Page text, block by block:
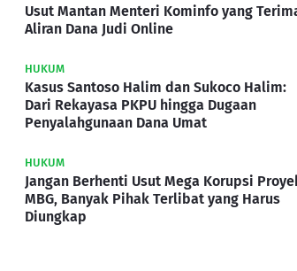
Usut Mantan Menteri Kominfo yang
Aliran Dana Judi Online
HUKUM
Kasus Santoso Halim dan Sukoco Halim:
Dari Rekayasa PKPU hingga Dugaan
Penyalahgunaan Dana Umat
HUKUM
Jangan Berhenti Usut Mega Korupsi
MBG, Banyak Pihak Terlibat yang Harus
Diungkap